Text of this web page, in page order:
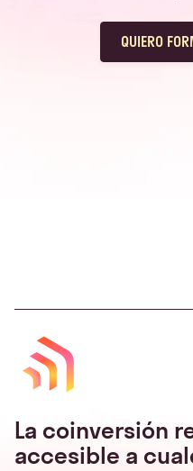
QUIERO
La coinversión
accesible a